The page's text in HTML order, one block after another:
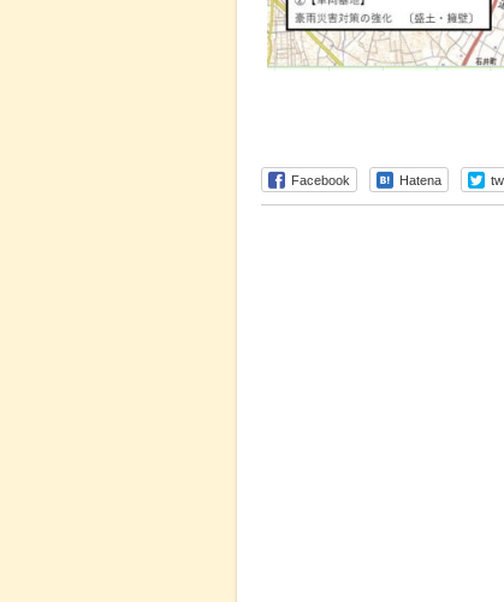
Facebook Hatena